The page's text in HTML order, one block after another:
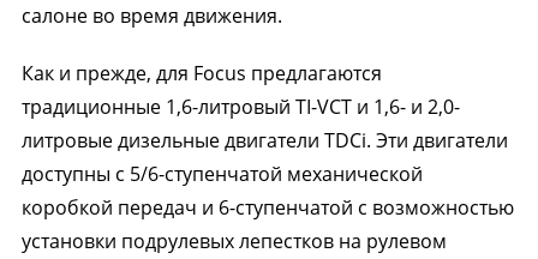
салоне во время движения.
Как и прежде, для Focus предлагаются
традиционные 1,6-литровый TI-VCT и 1,6- и 2,0-
литровые дизельные двигатели TDCi. Эти двигатели
доступны с 5/6-ступенчатой механической
коробкой передач и 6-ступенчатой с возможностью
установки подрулевых лепестков на рулевом